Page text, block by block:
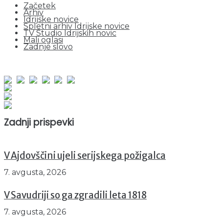
Začetek
Arhiv
Idrijske novice
Spletni arhiv Idrijske novice
TV Studio Idrijskih novic
Mali oglasi
Zadnje slovo
Zadnji prispevki
V Ajdovščini ujeli serijskega požigalca
7. avgusta, 2026
V Savudriji so ga zgradili leta 1818
7. avgusta, 2026